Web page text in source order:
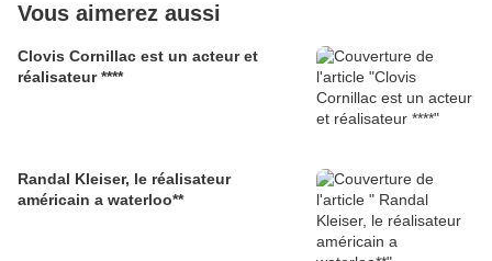
Vous aimerez aussi
Clovis Cornillac est un acteur et
réalisateur ****
Randal Kleiser, le réalisateur
américain a waterloo**